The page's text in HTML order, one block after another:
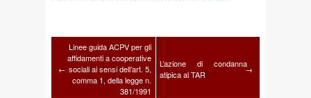
←
Linee guida ACPV per gli
affidamenti a cooperative
sociali ai sensi dell’art. 5,
comma 1, della legge n.
381/1991
L’azione di condanna
atipica al TAR
→